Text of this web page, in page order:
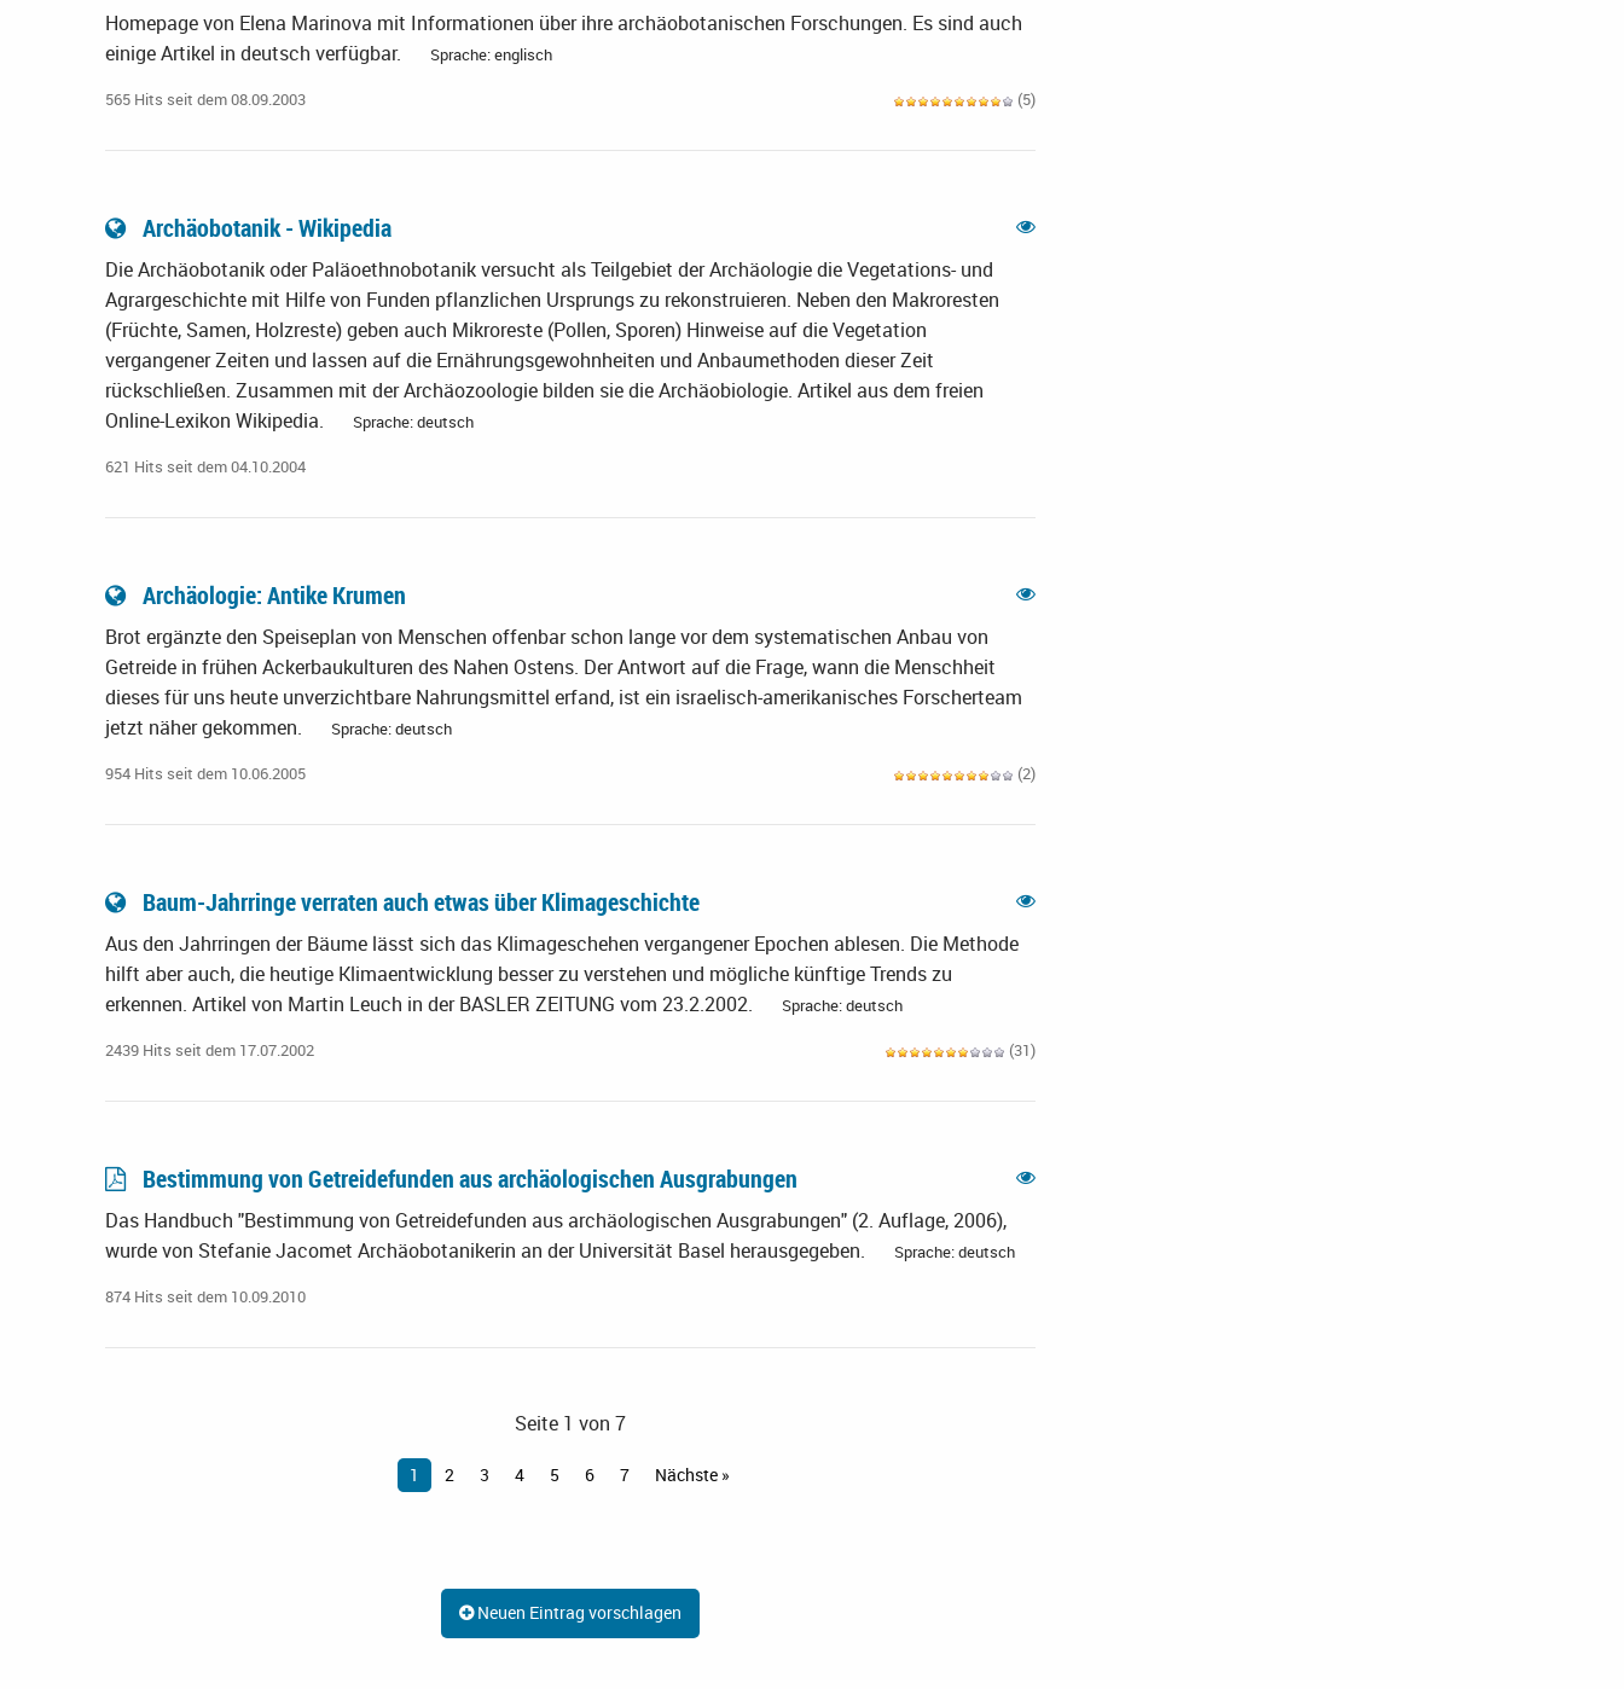
Homepage von Elena Marinova mit Informationen über ihre archäobotanischen Forschungen. Es sind auch
einige Artikel in deutsch verfügbar.
Sprache: englisch
565 Hits seit dem 08.09.2003 (5)
Archäobotanik - Wikipedia
Die Archäobotanik oder Paläoethnobotanik versucht als Teilgebiet der Archäologie die Vegetations- und
Agrargeschichte mit Hilfe von Funden pflanzlichen Ursprungs zu rekonstruieren. Neben den Makroresten
(Früchte, Samen, Holzreste) geben auch Mikroreste (Pollen, Sporen) Hinweise auf die Vegetation
vergangener Zeiten und lassen auf die Ernährungsgewohnheiten und Anbaumethoden dieser Zeit
rückschließen. Zusammen mit der Archäozoologie bilden sie die Archäobiologie. Artikel aus dem freien
Online-Lexikon Wikipedia.
Sprache: deutsch
621 Hits seit dem 04.10.2004
Archäologie: Antike Krumen
Brot ergänzte den Speiseplan von Menschen offenbar schon lange vor dem systematischen Anbau von
Getreide in frühen Ackerbaukulturen des Nahen Ostens. Der Antwort auf die Frage, wann die Menschheit
dieses für uns heute unverzichtbare Nahrungsmittel erfand, ist ein israelisch-amerikanisches Forscherteam
jetzt näher gekommen.
Sprache: deutsch
954 Hits seit dem 10.06.2005 (2)
Baum-Jahrringe verraten auch etwas über Klimageschichte
Aus den Jahrringen der Bäume lässt sich das Klimageschehen vergangener Epochen ablesen. Die Methode
hilft aber auch, die heutige Klimaentwicklung besser zu verstehen und mögliche künftige Trends zu
erkennen. Artikel von Martin Leuch in der BASLER ZEITUNG vom 23.2.2002.
Sprache: deutsch
2439 Hits seit dem 17.07.2002 (31)
Bestimmung von Getreidefunden aus archäologischen Ausgrabungen
Das Handbuch "Bestimmung von Getreidefunden aus archäologischen Ausgrabungen" (2. Auflage, 2006),
wurde von Stefanie Jacomet Archäobotanikerin an der Universität Basel herausgegeben.
Sprache: deutsch
874 Hits seit dem 10.09.2010
Seite 1 von 7
1 2 3 4 5 6 7 Nächste »
Neuen Eintrag vorschlagen